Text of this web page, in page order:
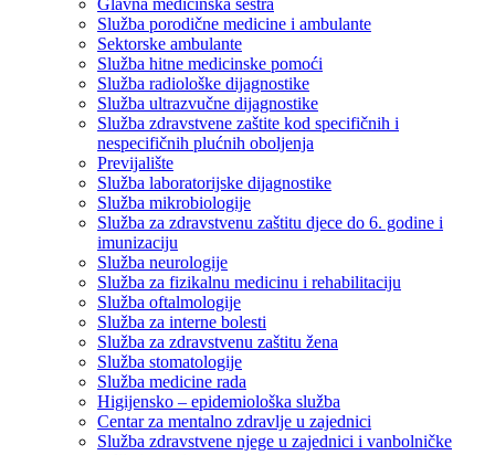
Služba porodične medicine i ambulante
Sektorske ambulante
Služba hitne medicinske pomoći
Služba radiološke dijagnostike
Služba ultrazvučne dijagnostike
Služba zdravstvene zaštite kod specifičnih i
nespecifičnih plućnih oboljenja
Previjalište
Služba laboratorijske dijagnostike
Služba mikrobiologije
Služba za zdravstvenu zaštitu djece do 6. godine i
imunizaciju
Služba neurologije
Služba za fizikalnu medicinu i rehabilitaciju
Služba oftalmologije
Služba za interne bolesti
Služba za zdravstvenu zaštitu žena
Služba stomatologije
Služba medicine rada
Higijensko – epidemiološka služba
Centar za mentalno zdravlje u zajednici
Služba zdravstvene njege u zajednici i vanbolničke